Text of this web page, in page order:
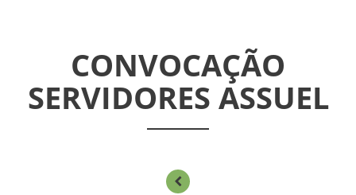
CONVOCAÇÃO
SERVIDORES ASSUEL